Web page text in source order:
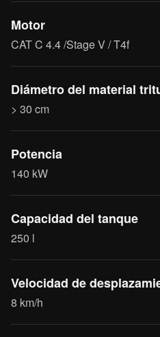
Motor
CAT C 4.4 /Stage V / T4f
Diámetro del material
> 30 cm
Potencia
140 kW
Capacidad del tanque
250 l
Velocidad de
8 km/h